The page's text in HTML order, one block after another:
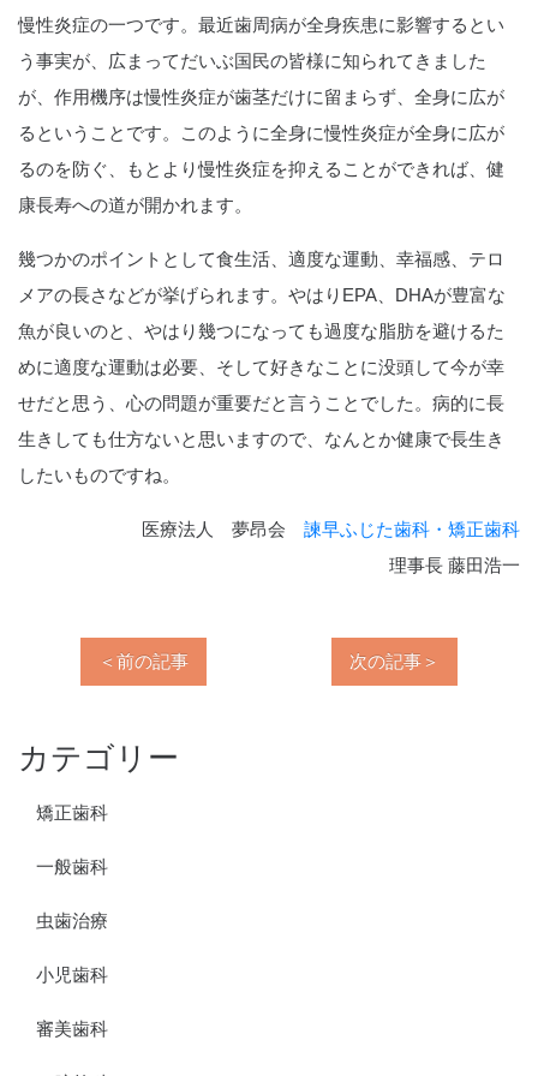
慢性炎症の一つです。最近歯周病が全身疾患に影響するとい
う事実が、広まってだいぶ国民の皆様に知られてきました
が、作用機序は慢性炎症が歯茎だけに留まらず、全身に広が
るということです。このように全身に慢性炎症が全身に広が
るのを防ぐ、もとより慢性炎症を抑えることができれば、健
康長寿への道が開かれます。
幾つかのポイントとして食生活、適度な運動、幸福感、テロ
メアの長さなどが挙げられます。やはりEPA、DHAが豊富な
魚が良いのと、やはり幾つになっても過度な脂肪を避けるた
めに適度な運動は必要、そして好きなことに没頭して今が幸
せだと思う、心の問題が重要だと言うことでした。病的に長
生きしても仕方ないと思いますので、なんとか健康で長生き
したいものですね。
医療法人 夢昂会 諫早ふじた歯科・矯正歯科
理事長 藤田浩一
＜前の記事 次の記事＞
カテゴリー
矯正歯科
一般歯科
虫歯治療
小児歯科
審美歯科